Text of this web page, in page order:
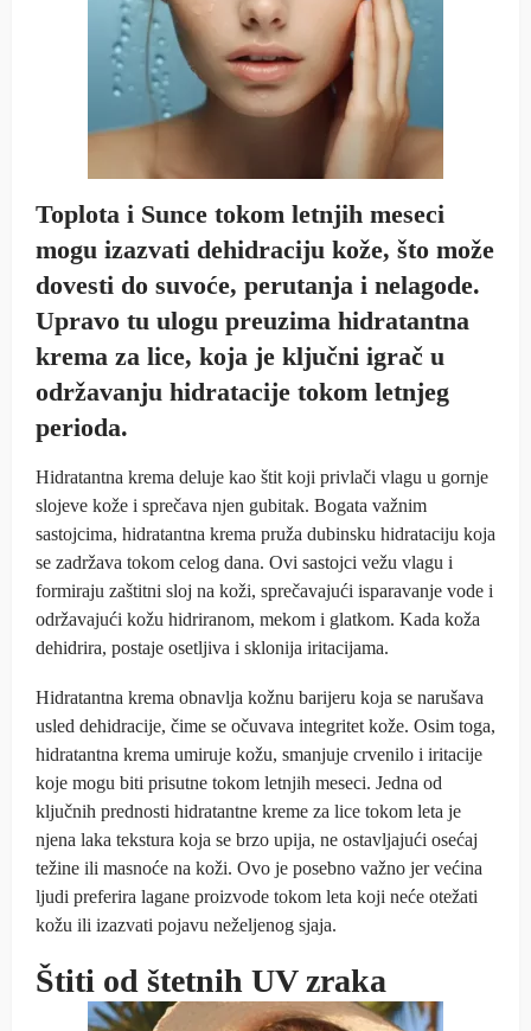
Toplota i Sunce tokom letnjih meseci
mogu izazvati dehidraciju kože, što može
dovesti do suvoće, perutanja i nelagode.
Upravo tu ulogu preuzima hidratantna
krema za lice, koja je ključni igrač u
održavanju hidratacije tokom letnjeg
perioda.
Hidratantna krema deluje kao štit koji privlači vlagu u gornje
slojeve kože i sprečava njen gubitak. Bogata važnim
sastojcima, hidratantna krema pruža dubinsku hidrataciju koja
se zadržava tokom celog dana. Ovi sastojci vežu vlagu i
formiraju zaštitni sloj na koži, sprečavajući isparavanje vode i
održavajući kožu hidriranom, mekom i glatkom. Kada koža
dehidrira, postaje osetljiva i sklonija iritacijama.
Hidratantna krema obnavlja kožnu barijeru koja se narušava
usled dehidracije, čime se očuvava integritet kože. Osim toga,
hidratantna krema umiruje kožu, smanjuje crvenilo i iritacije
koje mogu biti prisutne tokom letnjih meseci. Jedna od
ključnih prednosti hidratantne kreme za lice tokom leta je
njena laka tekstura koja se brzo upija, ne ostavljajući osećaj
težine ili masnoće na koži. Ovo je posebno važno jer većina
ljudi preferira lagane proizvode tokom leta koji neće otežati
kožu ili izazvati pojavu neželjenog sjaja.
Štiti od štetnih UV zraka